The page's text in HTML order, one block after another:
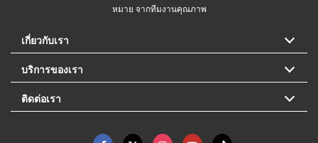
หมาย จากทีมงานคุณภาพ
เกี่ยวกับเรา
บริการของเรา
ติดต่อเรา